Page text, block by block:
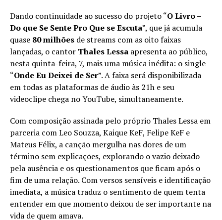
Dando continuidade ao sucesso do projeto “O Livro –
Do que Se Sente Pro Que se Escuta”, que já acumula
quase 80 milhões de streams com as oito faixas
lançadas, o cantor Thales Lessa apresenta ao público,
nesta quinta-feira, 7, mais uma música inédita: o single
“Onde Eu Deixei de Ser”. A faixa será disponibilizada
em todas as plataformas de áudio às 21h e seu
videoclipe chega no YouTube, simultaneamente.
Com composição assinada pelo próprio Thales Lessa em
parceria com Leo Souzza, Kaique KeF, Felipe KeF e
Mateus Félix, a canção mergulha nas dores de um
término sem explicações, explorando o vazio deixado
pela ausência e os questionamentos que ficam após o
fim de uma relação. Com versos sensíveis e identificação
imediata, a música traduz o sentimento de quem tenta
entender em que momento deixou de ser importante na
vida de quem amava.